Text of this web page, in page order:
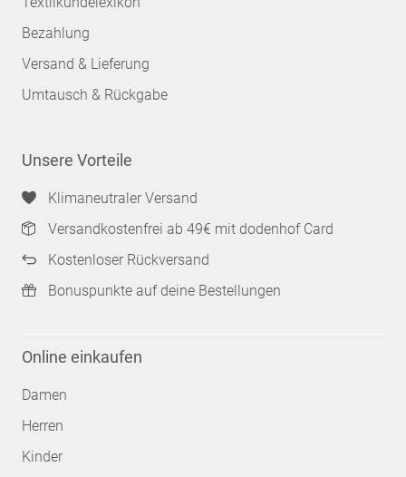
Bezahlung
Versand & Lieferung
Umtausch & Rückgabe
Unsere Vorteile
Klimaneutraler Versand
Versandkostenfrei ab 49€ mit dodenhof Card
Kostenloser Rückversand
Bonuspunkte auf deine Bestellungen
Online einkaufen
Damen
Herren
Kinder